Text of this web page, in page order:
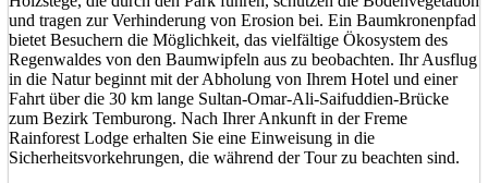
und tragen zur Verhinderung von Erosion bei. Ein Baumkronenpfad
bietet Besuchern die Möglichkeit, das vielfältige Ökosystem des
Regenwaldes von den Baumwipfeln aus zu beobachten. Ihr Ausflug
in die Natur beginnt mit der Abholung von Ihrem Hotel und einer
Fahrt über die 30 km lange Sultan-Omar-Ali-Saifuddien-Brücke
zum Bezirk Temburong. Nach Ihrer Ankunft in der Freme
Rainforest Lodge erhalten Sie eine Einweisung in die
Sicherheitsvorkehrungen, die während der Tour zu beachten sind.